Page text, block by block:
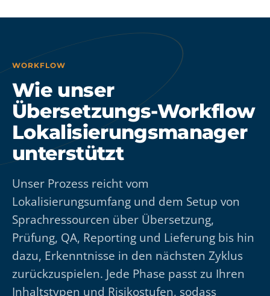
WORKFLOW
Wie unser
Übersetzungs-Workflow
Lokalisierungsmanager
unterstützt
Unser Prozess reicht vom
Lokalisierungsumfang und dem Setup von
Sprachressourcen über Übersetzung,
Prüfung, QA, Reporting und Lieferung bis hin
dazu, Erkenntnisse in den nächsten Zyklus
zurückzuspielen. Jede Phase passt zu Ihren
Inhaltstypen und Risikostufen, sodass